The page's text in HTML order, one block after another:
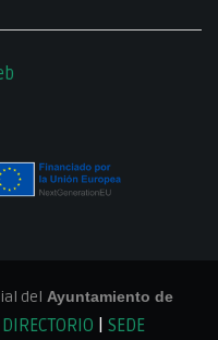
del Ayuntamiento de
DIRECTORIO SEDE